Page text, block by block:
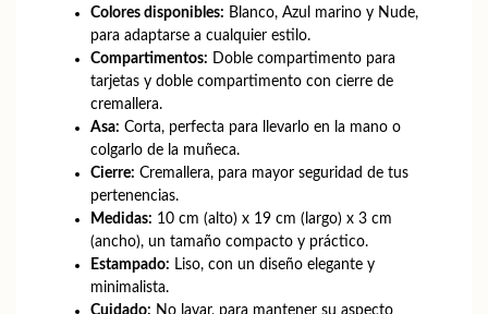
Colores disponibles: Blanco, Azul marino y Nude,
para adaptarse a cualquier estilo.
Compartimentos: Doble compartimento para
tarjetas y doble compartimento con cierre de
cremallera.
Asa: Corta, perfecta para llevarlo en la mano o
colgarlo de la muñeca.
Cierre: Cremallera, para mayor seguridad de tus
pertenencias.
Medidas: 10 cm (alto) x 19 cm (largo) x 3 cm
(ancho), un tamaño compacto y práctico.
Estampado: Liso, con un diseño elegante y
minimalista.